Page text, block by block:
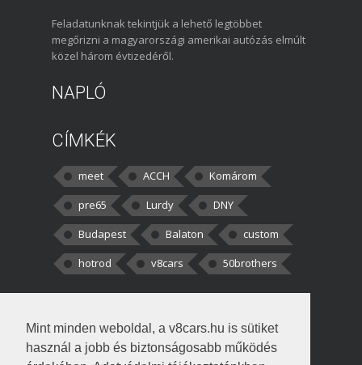
Mint minden weboldal, a v8cars.hu is sütiket
használ a jobb és biztonságosabb működés
Feladatunknak tekintjük a lehető legtöbbet
megőrizni a magyarországi amerikai autózás elmúlt
közel három évtizedéről.
NAPLÓ
CÍMKÉK
meet ACCH
Komárom
pre65
Lurdy
DNY
Budapest
Balaton
custom
hotrod
v8cars 50brothers
kortisz:Elszúrtam! Én csak két
darabbaal számoltam. Nem tudtam, hogy fél autót,